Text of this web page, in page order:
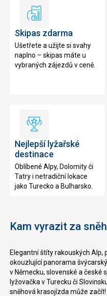
Skipas
Skipas zdarma
Ušetřete a užijte si svahy
naplno – skipas máte u
vybraných zájezdů v ceně.
Nejlepší
destinace
Nejlepší lyžařské
destinace
Oblíbené Alpy, Dolomity či
Tatry i netradiční lokace
jako Turecko a Bulharsko.
Kam vyrazit za
Elegantní štíty rakouských Alp,
okouzlující panorama
v Německu, slovenské a české
lyžovačka v Turecku či
sněhová krasojízda může začít!